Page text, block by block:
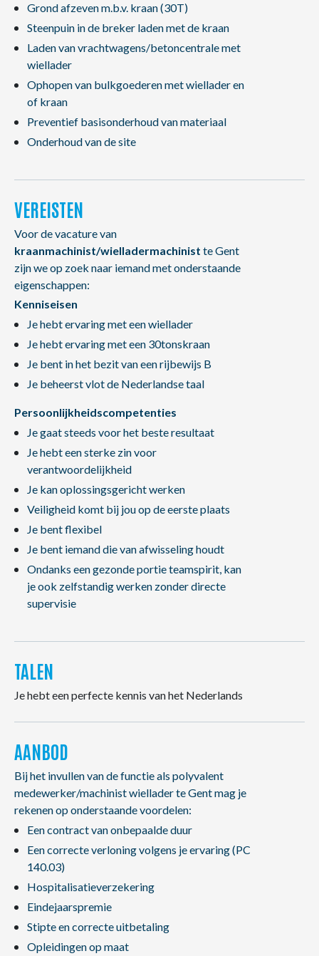
Grond afzeven m.b.v. kraan (30T)
Steenpuin in de breker laden met de kraan
Laden van vrachtwagens/betoncentrale met
wiellader
Ophopen van bulkgoederen met wiellader en
of kraan
Preventief basisonderhoud van materiaal
Onderhoud van de site
VEREISTEN
Voor de vacature van
kraanmachinist/wielladermachinist te Gent
zijn we op zoek naar iemand met onderstaande
eigenschappen:
Kenniseisen
Je hebt ervaring met een wiellader
Je hebt ervaring met een 30tonskraan
Je bent in het bezit van een rijbewijs B
Je beheerst vlot de Nederlandse taal
Persoonlijkheidscompetenties
Je gaat steeds voor het beste resultaat
Je hebt een sterke zin voor
verantwoordelijkheid
Je kan oplossingsgericht werken
Veiligheid komt bij jou op de eerste plaats
Je bent flexibel
Je bent iemand die van afwisseling houdt
Ondanks een gezonde portie teamspirit, kan
je ook zelfstandig werken zonder directe
supervisie
TALEN
Je hebt een perfecte kennis van het Nederlands
AANBOD
Bij het invullen van de functie als polyvalent
medewerker/machinist wiellader te Gent mag je
rekenen op onderstaande voordelen:
Een contract van onbepaalde duur
Een correcte verloning volgens je ervaring (PC
140.03)
Hospitalisatieverzekering
Eindejaarspremie
Stipte en correcte uitbetaling
Opleidingen op maat